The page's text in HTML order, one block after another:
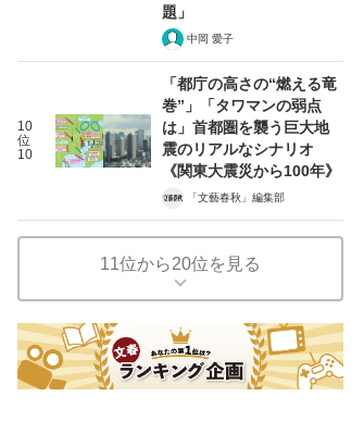
題」
中岡 愛子
10
位
10
「都庁の高さの“燃える竜
巻”」「タワマンの弱点
は」首都圏を襲う巨大地
震のリアルなシナリオ
《関東大震災から100年》
「文藝春秋」編集部
11位から20位を見る